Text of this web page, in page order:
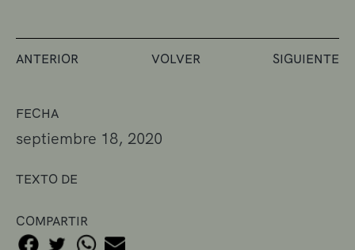
FECHA
septiembre 18, 2020
TEXTO DE
COMPARTIR
ANTERIOR VOLVER SIGUIENTE